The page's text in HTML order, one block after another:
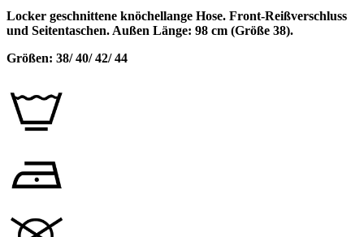
Locker geschnittene knöchellange Hose. Front-Reißverschluss
und Seitentaschen. Außen Länge: 98 cm (Größe 38).
Größen: 38/ 40/ 42/ 44